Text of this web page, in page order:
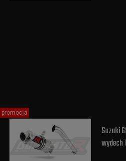
Suzuki
wydech
promocja